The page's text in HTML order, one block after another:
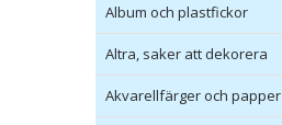
Album och plastfickor
Altra, saker att dekorera
Akvarellfärger och papper